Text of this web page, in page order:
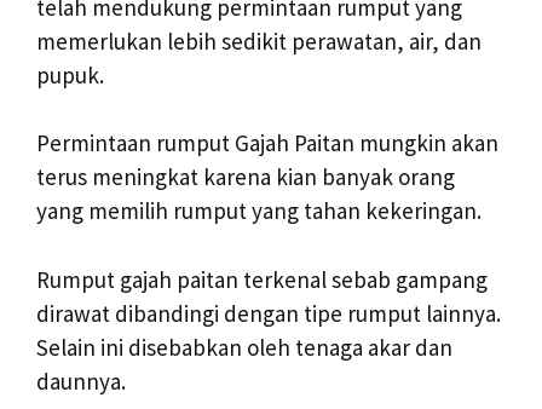
telah mendukung permintaan rumput yang
memerlukan lebih sedikit perawatan, air, dan
pupuk.
Permintaan rumput Gajah Paitan mungkin akan
terus meningkat karena kian banyak orang
yang memilih rumput yang tahan kekeringan.
Rumput gajah paitan terkenal sebab gampang
dirawat dibandingi dengan tipe rumput lainnya.
Selain ini disebabkan oleh tenaga akar dan
daunnya.